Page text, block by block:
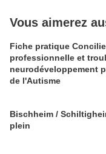
Vous aimerez
Fiche pratique
professionnelle et
neurodéveloppement
de l'Autisme
Bischheim /
plein